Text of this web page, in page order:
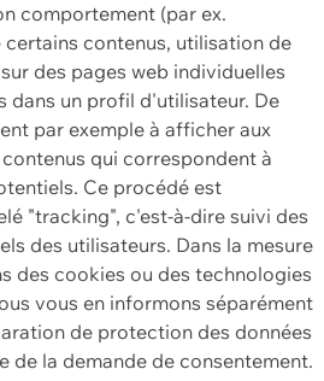
comportement (par ex.
contenus, utilisation de
des pages web individuelles
dans un profil d'utilisateur. De
par exemple à afficher aux
qui correspondent à
Ce procédé est
"tracking", c'est-à-dire suivi des
des utilisateurs. Dans la mesure
des cookies ou des technologies
vous en informons séparément
de protection des données
de la demande de consentement.